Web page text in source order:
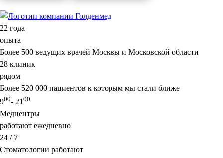
22 года
опыта
Более 500 ведущих врачей Москвы и Московской области
28 клиник
рядом
Более 520 000 пациентов к которым мы стали ближе
900- 21 00
Медцентры
работают ежедневно
24 / 7
Стоматологии работают